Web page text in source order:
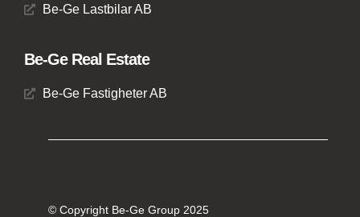
Be-Ge Lastbilar AB
Be-Ge Real Estate
Be-Ge Fastigheter AB
© Copyright Be-Ge Group 2025